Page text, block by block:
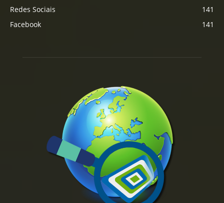
Redes Sociais
141
Facebook
141